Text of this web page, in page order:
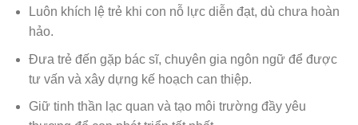
Luôn khích lệ trẻ khi con nỗ lực diễn đạt, dù chưa hoàn
hảo.
Đưa trẻ đến gặp bác sĩ, chuyên gia ngôn ngữ để được
tư vấn và xây dựng kế hoạch can thiệp.
Giữ tinh thần lạc quan và tạo môi trường đầy yêu